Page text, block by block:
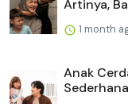
Artinya,
1 month
Anak